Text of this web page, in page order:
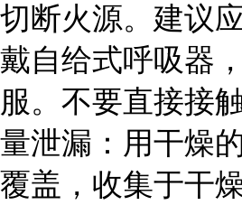
切断火源。建议
戴自给式呼吸器
服。不要直接接
量泄漏：用干燥
覆盖，收集于干